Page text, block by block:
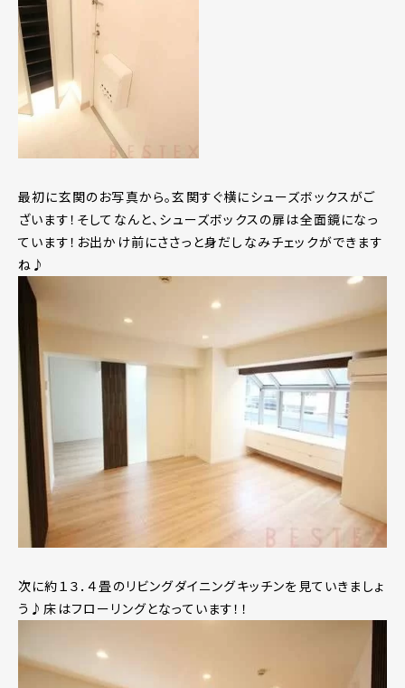
最初に玄関のお写真から。玄関すぐ横にシューズボックスがご
ざいます！そしてなんと、シューズボックスの扉は全面鏡になっ
ています！お出かけ前にささっと身だしなみチェックができます
ね♪
次に約１３．４畳のリビングダイニングキッチンを見ていきましょ
う♪床はフローリングとなっています！！